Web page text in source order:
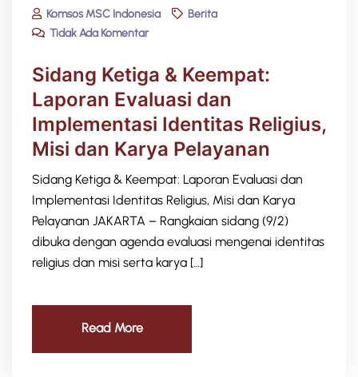
Komsos MSC Indonesia
Berita
Tidak Ada Komentar
Sidang Ketiga & Keempat:
Laporan Evaluasi dan
Implementasi Identitas Religius,
Misi dan Karya Pelayanan
Sidang Ketiga & Keempat: Laporan Evaluasi dan
Implementasi Identitas Religius, Misi dan Karya
Pelayanan JAKARTA – Rangkaian sidang (9/2)
dibuka dengan agenda evaluasi mengenai identitas
religius dan misi serta karya […]
Read More